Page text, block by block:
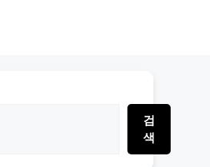
검
색